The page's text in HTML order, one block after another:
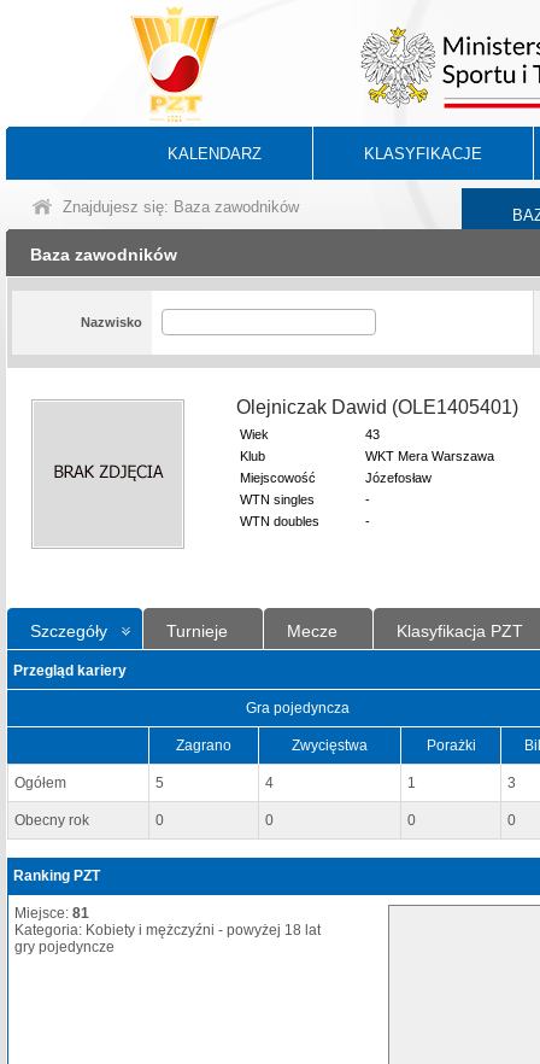
KALENDARZ KLASYFIKACJE
Znajdujesz się: Baza zawodników
Baza zawodników
Nazwisko
Olejniczak Dawid (OLE1405401)
Wiek
43
Klub
WKT Mera Warszawa
Miejscowość
Józefosław
WTN singles
-
WTN doubles
-
Szczegóły Turnieje Mecze Klasyfikacja PZT
Przegląd kariery
Gra pojedyncza
Zagrano Zwycięstwa Porażki
Ogółem 5 4 1 3
Obecny rok 0 0 0 0
Ranking PZT
Miejsce: 81
Kategoria: Kobiety i mężczyźni - powyżej 18 lat
gry pojedyncze